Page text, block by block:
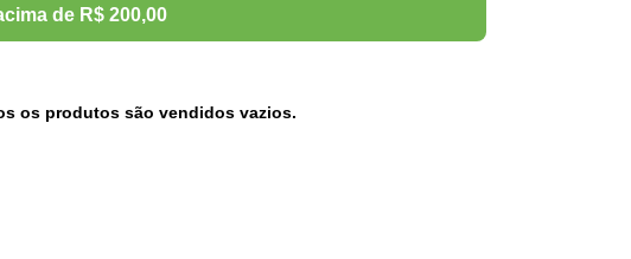
os produtos são vendidos vazios.